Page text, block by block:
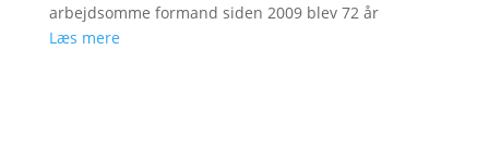
arbejdsomme formand siden 2009 blev 72 år
Læs mere